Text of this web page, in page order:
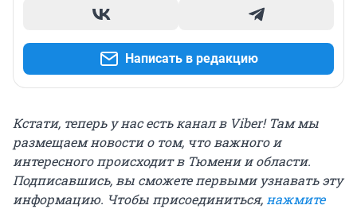
Написать в редакцию
Кстати, теперь у нас есть канал в Viber! Там мы
размещаем новости о том, что важного и
интересного происходит в Тюмени и области.
Подписавшись, вы сможете первыми узнавать эту
информацию. Чтобы присоединиться,нажмите